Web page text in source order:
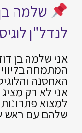
שלמה
לנדל"ן
אני שלמה בן
המתמחה
האחסנה
אני לא רק
למצוא
שלהם עם ראש